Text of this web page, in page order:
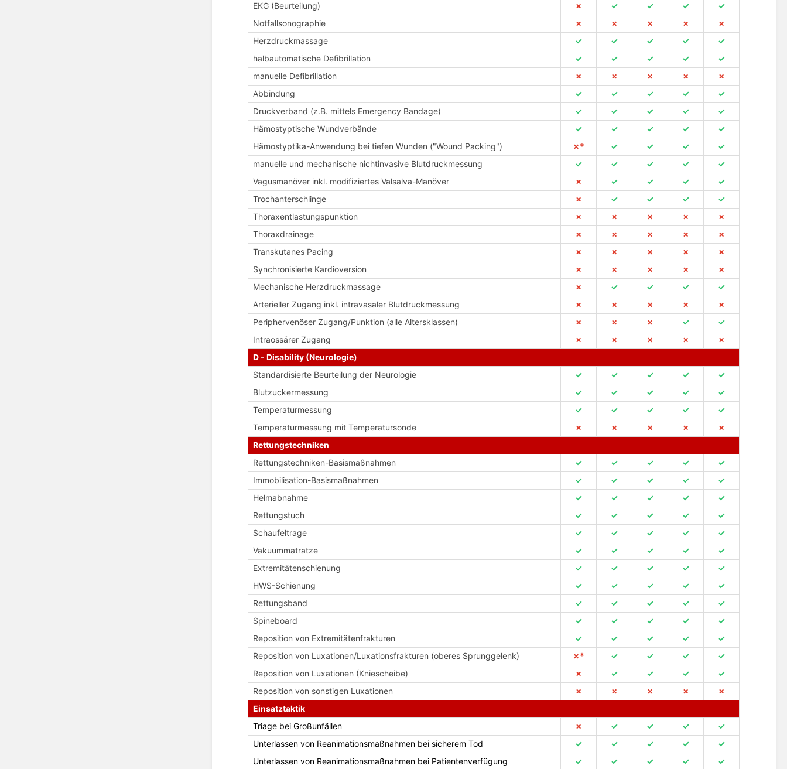
EKG (Beurteilung)
✗ ✓ ✓ ✓
✓
Notfallsonographie
✗ ✗ ✗ ✗
✗
Herzdruckmassage
✓ ✓ ✓ ✓
✓
halbautomatische Defibrillation
✓ ✓ ✓ ✓
✓
manuelle Defibrillation
✗ ✗ ✗ ✗
✗
Abbindung
✓ ✓ ✓ ✓
✓
Druckverband (z.B. mittels Emergency Bandage)
✓ ✓ ✓ ✓
✓
Hämostyptische Wundverbände
✓ ✓ ✓ ✓
✓
Hämostyptika-Anwendung bei tiefen Wunden ("Wound Packing")
✗* ✓ ✓ ✓
✓
manuelle und mechanische nichtinvasive Blutdruckmessung
✓ ✓ ✓ ✓
✓
Vagusmanöver inkl. modifiziertes Valsalva-Manöver
✗ ✓ ✓ ✓
✓
Trochanterschlinge
✗ ✓ ✓ ✓
✓
Thoraxentlastungspunktion
✗ ✗ ✗ ✗
✗
Thoraxdrainage
✗ ✗ ✗ ✗
✗
Transkutanes Pacing
✗ ✗ ✗ ✗
✗
Synchronisierte Kardioversion
✗ ✗ ✗ ✗
✗
Mechanische Herzdruckmassage
✗ ✓ ✓ ✓
✓
Arterieller Zugang inkl. intravasaler Blutdruckmessung
✗ ✗ ✗ ✗
✗
Periphervenöser Zugang/Punktion (alle Altersklassen)
✗ ✗ ✗ ✓
✓
Intraossärer Zugang
✗ ✗ ✗ ✗
✗
D - Disability (Neurologie)
Standardisierte Beurteilung der Neurologie
✓ ✓ ✓ ✓
✓
Blutzuckermessung
✓ ✓ ✓ ✓
✓
Temperaturmessung
✓ ✓ ✓ ✓
✓
Temperaturmessung mit Temperatursonde
✗ ✗ ✗ ✗
✗
Rettungstechniken
Rettungstechniken-Basismaßnahmen
✓ ✓ ✓ ✓
✓
Immobilisation-Basismaßnahmen
✓ ✓ ✓ ✓
✓
Helmabnahme
✓ ✓ ✓ ✓
✓
Rettungstuch
✓ ✓ ✓ ✓
✓
Schaufeltrage
✓ ✓ ✓ ✓
✓
Vakuummatratze
✓ ✓ ✓ ✓
✓
Extremitätenschienung
✓ ✓ ✓ ✓
✓
HWS-Schienung
✓ ✓ ✓ ✓
✓
Rettungsband
✓ ✓ ✓ ✓
✓
Spineboard
✓ ✓ ✓ ✓
✓
Reposition von Extremitätenfrakturen
✓ ✓ ✓ ✓
✓
Reposition von Luxationen/Luxationsfrakturen (oberes Sprunggelenk)
✗* ✓ ✓ ✓
✓
Reposition von Luxationen (Kniescheibe)
✗ ✓ ✓ ✓
✓
Reposition von sonstigen Luxationen
✗ ✗ ✗ ✗
✗
Einsatztaktik
Triage bei Großunfällen
✗ ✓ ✓ ✓
✓
Unterlassen von Reanimationsmaßnahmen bei sicherem Tod
✓ ✓ ✓ ✓
✓
Unterlassen von Reanimationsmaßnahmen bei Patientenverfügung
✓ ✓ ✓ ✓
✓